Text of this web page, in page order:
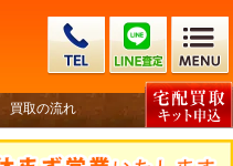
買取の流れ